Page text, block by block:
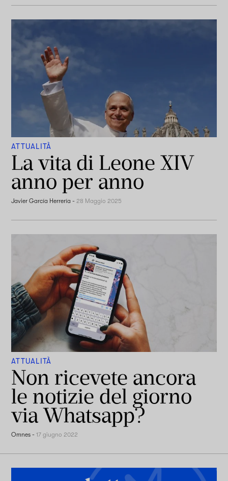
ATTUALITÀ
La vita di Leone XIV
anno per anno
Javier García Herrería -28 Maggio 2025
ATTUALITÀ
Non ricevete ancora
le notizie del giorno
via Whatsapp?
Omnes -17 giugno 2022